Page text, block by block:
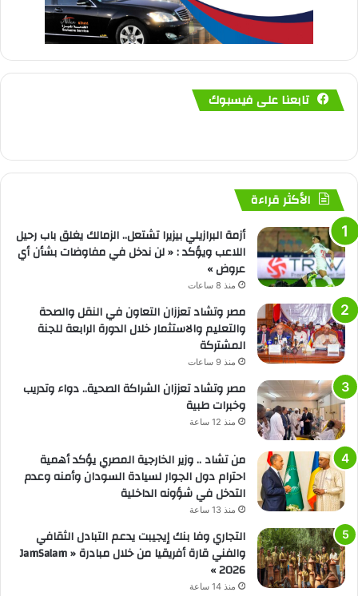
تابعنا على فيسبوك
الأكثر قراءة
أزمة البرازيلي بيزيرا تشتعل.. الزمالك يغلق باب رحيل
اللاعب ويؤكد : « لن ندخل في مفاوضات بشأن أي
عروض »
منذ 8 ساعات
مصر وتشاد تعززان التعاون في النقل والصحة
والتعليم والاستثمار خلال الدورة الرابعة للجنة
المشتركة
منذ 9 ساعات
مصر وتشاد تعززان الشراكة الصحية.. دواء وتدريب
وخبرات طبية
منذ 12 ساعة
من تشاد .. وزير الخارجية المصري يؤكد أهمية
احترام دول الجوار لسيادة السودان وأمنه وعدم
التدخل في شؤونه الداخلية
منذ 13 ساعة
التجاري وفا بنك إيجيبت يدعم التبادل الثقافي
والفني قارة أفريقيا من خلال مبادرة « JamSalam
2026 »
منذ 14 ساعة